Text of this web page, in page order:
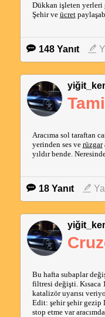
Dükkan işleten yerleri
Şehir ve ücret
148 Yanıt
Aracıma sol taraftan
yerinden ses ve rüzgar
yıldır bende.
18 Yanıt
Bu hafta subaplar
filtresi değişti. Kısaca
katalizör uyarısı
Edit: şehir şehir gezip
stop etme var